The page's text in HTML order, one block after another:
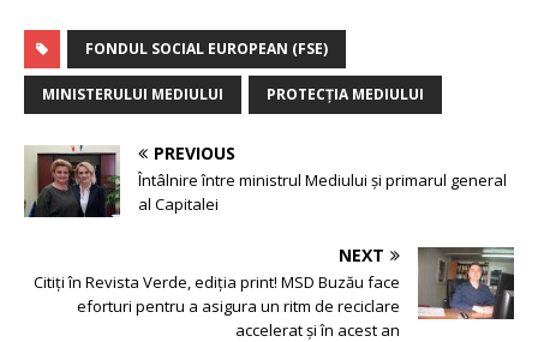
FONDUL SOCIAL EUROPEAN (FSE)
MINISTERULUI MEDIULUI PROTECȚIA MEDIULUI
PREVIOUS
Întâlnire între ministrul Mediului și primarul general
al Capitalei
NEXT
Citiți în Revista Verde, ediția print! MSD Buzău face
eforturi pentru a asigura un ritm de reciclare
accelerat și în acest an